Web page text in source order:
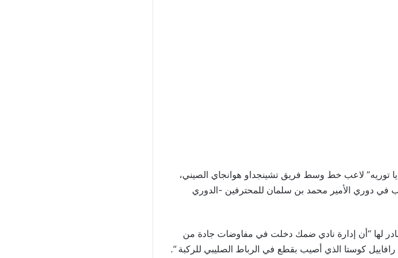
توريه” لاعب خط وسط فريق تشينجداو هوانجاي الصيني،
في دوري الأمير محمد بن سلمان للمحترفين -الدوري
لها “أن إدارة نادي ضمك دخلت في مفاوضات جادة من
كوستا الذي أصيب بقطع في الرباط الصليبي للركبة “.